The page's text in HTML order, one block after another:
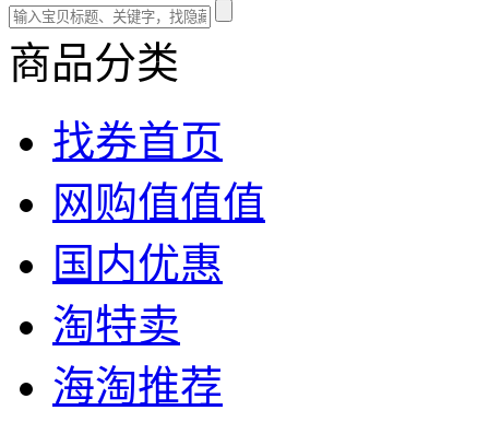
商品分类
找券首页
网购值值值
国内优惠
淘特卖
海淘推荐